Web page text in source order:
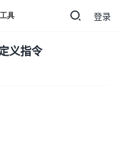
登录
义指令